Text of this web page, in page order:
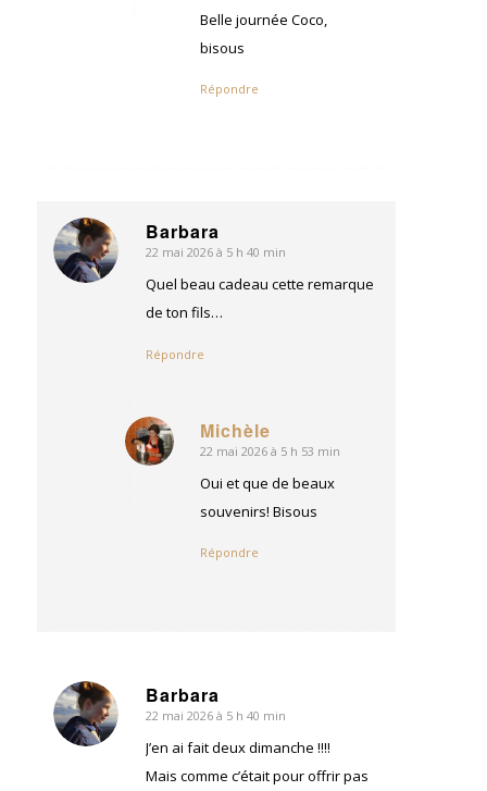
Belle journée Coco,
bisous
Répondre
Barbara
dit
:
22 mai 2026 à 5 h 40 min
Quel beau cadeau cette remarque
de ton fils…
Répondre
Michèle
dit
22 mai 2026 à 5 h 53 min
Oui et que de beaux
souvenirs! Bisous
Répondre
Barbara
dit
:
22 mai 2026 à 5 h 40 min
J’en ai fait deux dimanche !!!!
Mais comme c’était pour offrir pas